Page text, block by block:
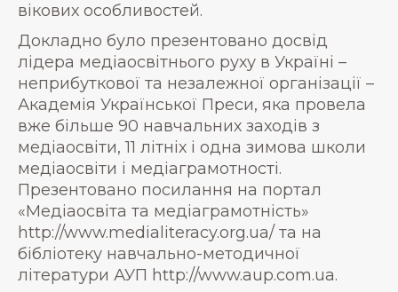
вікових особливостей.
Докладно було презентовано досвід
лідера медіаосвітнього руху в Україні –
неприбуткової та незалежної організації –
Академія Української Преси, яка провела
вже більше 90 навчальних заходів з
медіаосвіти, 11 літніх і одна зимова школи
медіаосвіти і медіаграмотності.
Презентовано посилання на портал
«Медіаосвіта та медіаграмотність»
http://www.medialiteracy.org.ua/ та на
бібліотеку навчально-методичної
літератури АУП http://www.aup.com.ua.